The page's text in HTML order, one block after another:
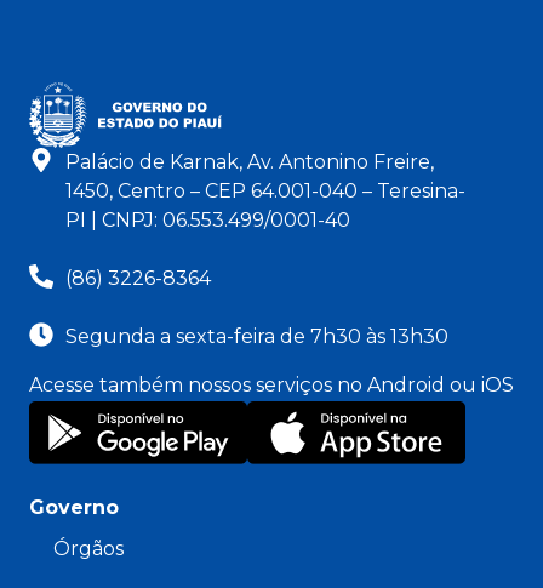
Palácio de Karnak, Av. Antonino Freire,
1450, Centro – CEP 64.001-040 – Teresina-
PI | CNPJ: 06.553.499/0001-40
(86) 3226-8364
Segunda a sexta-feira de 7h30 às 13h30
Acesse também nossos serviços no Android ou iOS
Governo
Órgãos